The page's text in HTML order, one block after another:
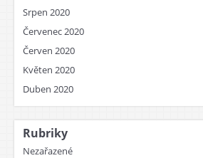
Srpen 2020
Červenec 2020
Červen 2020
Květen 2020
Duben 2020
Rubriky
Nezařazené